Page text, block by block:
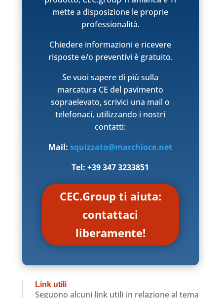
mette a disposizione le proprie
professionalità.
Chiedere informazioni e ricevere
risposte e/o preventivi è gratuito.
Se vuoi sapere di più sulla
marcatura CE del pavimento
sopraelevato, scrivici una mail o
telefonaci, utilizzando i nostri
contatti:
Mail:squizzato@marchioce.net
Tel: +39 347 3233851
CEC.Group ti aiuta:
contattaci
liberamente!
Link utili
Seguono alcuni link utili in relazione al tema